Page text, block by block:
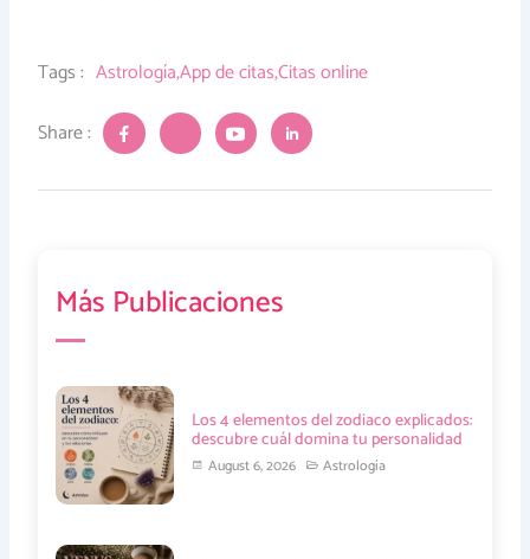
Tags : Astrología,App de citas,Citas online
Share :
J
k
i
f
o
o
J
i
t
e
r
J
k
i
y
b
e
g
h
t
J
k
i
l
Más Publicaciones
Los 4 elementos del zodiaco explicados:
descubre cuál domina tu personalidad
August 6, 2026 Astrología